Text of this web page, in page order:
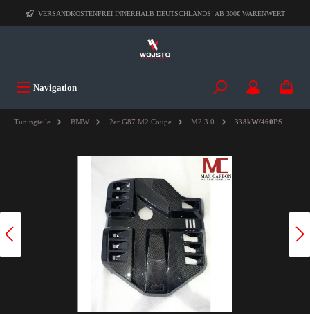
VERSANDKOSTENFREI INNERHALB DEUTSCHLANDS! AB 300€ WARENWERT
Navigation
Tuningteile BMW 2er G87 M2 Coupe M2 3.0 338kW/460PS